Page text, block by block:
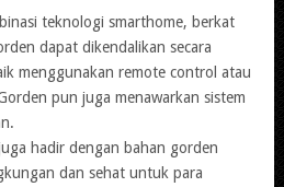
teknologi smarthome, berkat
dapat dikendalikan secara
menggunakan remote control atau
pun juga menawarkan sistem
hadir dengan bahan gorden
dan sehat untuk para